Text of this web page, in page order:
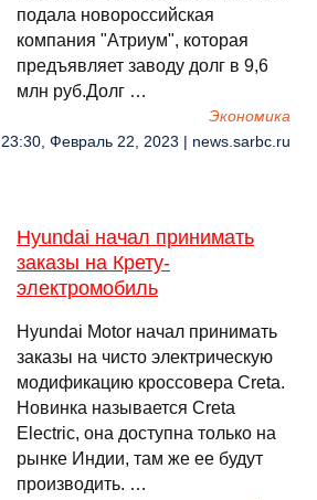
подала новороссийская
компания "Атриум", которая
предъявляет заводу долг в 9,6
млн руб.Долг …
Экономика
23:30, Февраль 22, 2023 | news.sarbc.ru
Hyundai начал принимать
заказы на Крету-
электромобиль
Hyundai Motor начал принимать
заказы на чисто электрическую
модификацию кроссовера Creta.
Новинка называется Creta
Electric, она доступна только на
рынке Индии, там же ее будут
производить. …